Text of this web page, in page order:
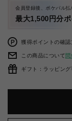
会員登録後、ポケパル
最大1,500円分
獲得ポイントの確認
この商品について問
ギフト：ラッピング